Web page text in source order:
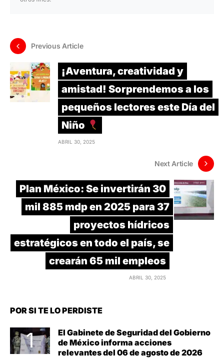
Previous Article
¡Aventura, creatividad y
amistad! Sorprendemos a los
pequeños lectores este Día del
Niño
ABRIL 30, 2025
Next Article
Plan México: Se invertirán 30
mil 885 mdp en 2025 para 37
proyectos hídricos
estratégicos en todo el país, se
crearán 65 mil empleos
ABRIL 30, 2025
POR SI TE LO PERDISTE
El Gabinete de Seguridad del Gobierno
de México informa acciones
relevantes del 06 de agosto de 2026